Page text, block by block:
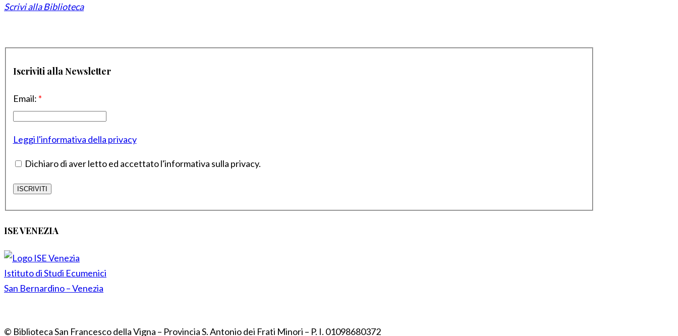
Scrivi alla Biblioteca
Iscriviti alla Newsletter
Email: *
Leggi l'informativa della privacy
Dichiaro di aver letto ed accettato l'informativa sulla privacy.
ISE VENEZIA
Istituto di Studi Ecumenici
San Bernardino – Venezia
© Biblioteca San Francesco della Vigna – Provincia S. Antonio dei Frati Minori – P. I. 01098680372